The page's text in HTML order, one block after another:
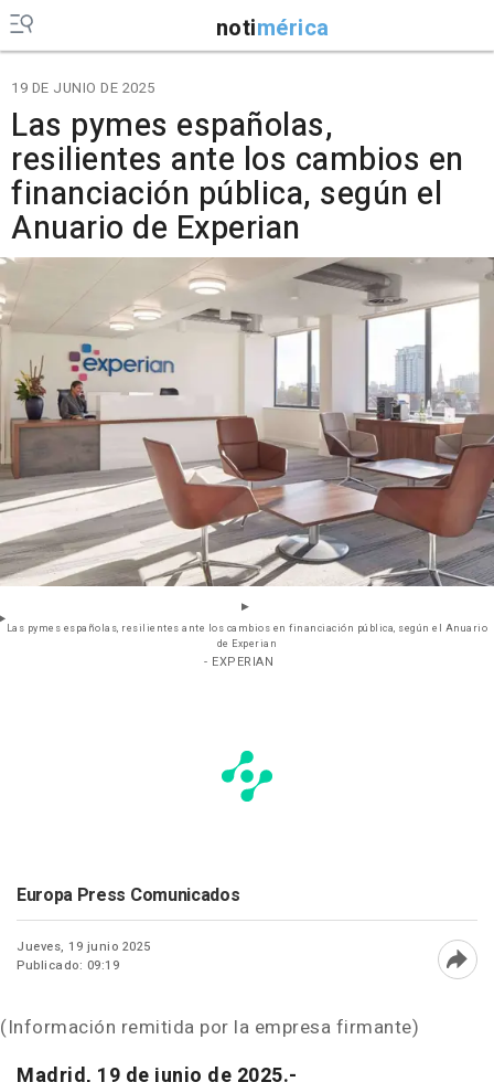
notimérica
19 DE JUNIO DE 2025
Las pymes españolas,
resilientes ante los cambios en
financiación pública, según el
Anuario de Experian
Las pymes españolas, resilientes ante los cambios en financiación pública, según el Anuario
de Experian
- EXPERIAN
Europa Press Comunicados
Jueves, 19 junio 2025
Publicado: 09:19
(Información remitida por la empresa firmante)